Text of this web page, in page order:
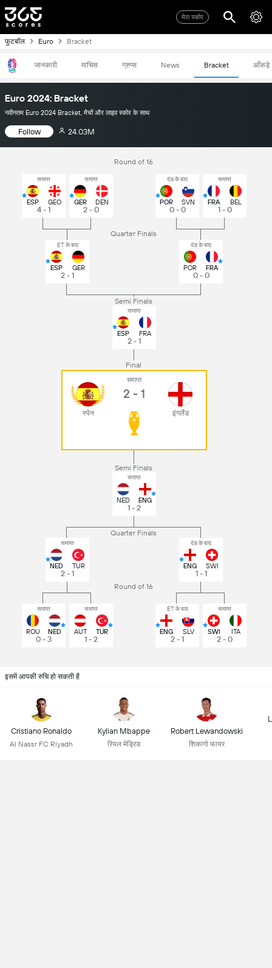
मेरा स्कोर
फुटबॉल Euro Bracket
जानकारी माचिस ग्रुप्स News Bracket आँकड़े
Euro 2024: Bracket
नवीनतम Euro 2024 Bracket, मैचों और लाइव स्कोर के साथ
Follow 24.03M
Round of 16
समाप्त
ESP GEO
4 - 1
समाप्त
GER DEN
2 - 0
दंड के बाद
POR SVN
0 - 0
समाप्त
FRA BEL
1 - 0
Quarter Finals
ET के बाद
ESP GER
2 - 1
दंड के बाद
POR FRA
0 - 0
Semi Finals
समाप्त
ESP FRA
2 - 1
Final
स्पेन
समाप्त
2 - 1
इंगलैंड
Round of 16
समाप्त
ROU NED
0 - 3
समाप्त
AUT TUR
1 - 2
ET के बाद
ENG SLV
2 - 1
समाप्त
SWI ITA
2 - 0
Quarter Finals
समाप्त
NED TUR
2 - 1
दंड के बाद
ENG SWI
1 - 1
Semi Finals
समाप्त
NED ENG
1 - 2
इसमें आपकी रुचि हो सकती है
Cristiano Ronaldo
Al Nassr FC Riyadh
Kylian Mbappe
रियल मेड्रिड
Robert Lewandowski
शिकागो फायर